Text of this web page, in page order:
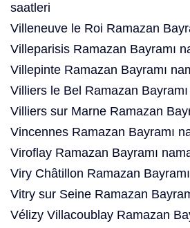
saatleri
Villeneuve le Roi Ramazan
Villeparisis Ramazan Bayramı
Villepinte Ramazan Bayramı
Villiers le Bel Ramazan
Villiers sur Marne Ramazan
Vincennes Ramazan Bayramı
Viroflay Ramazan Bayramı
Viry Châtillon Ramazan
Vitry sur Seine Ramazan
Vélizy Villacoublay Ramazan